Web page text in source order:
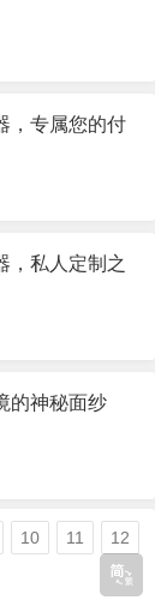
，专属您的付
，私人定制之
的神秘面纱
10 11 12